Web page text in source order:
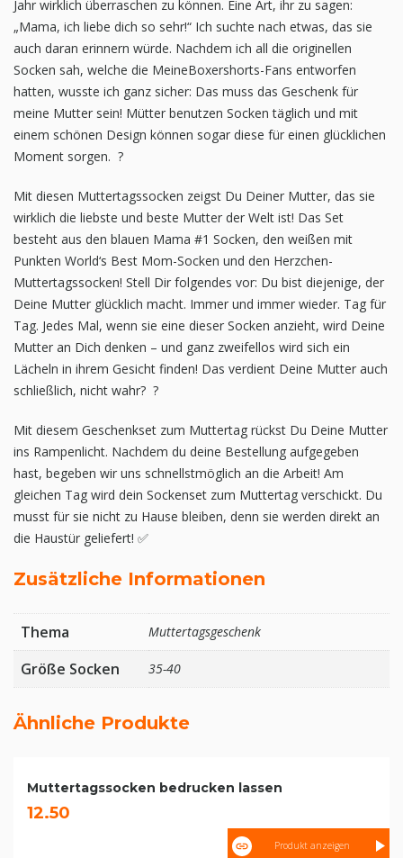
Jahr wirklich überraschen zu können. Eine Art, ihr zu sagen:
„Mama, ich liebe dich so sehr!“ Ich suchte nach etwas, das sie
auch daran erinnern würde. Nachdem ich all die originellen
Socken sah, welche die MeineBoxershorts-Fans entworfen
hatten, wusste ich ganz sicher: Das muss das Geschenk für
meine Mutter sein! Mütter benutzen Socken täglich und mit
einem schönen Design können sogar diese für einen glücklichen
Moment sorgen. ?
Mit diesen Muttertagssocken zeigst Du Deiner Mutter, das sie
wirklich die liebste und beste Mutter der Welt ist! Das Set
besteht aus den blauen Mama #1 Socken, den weißen mit
Punkten World‘s Best Mom-Socken und den Herzchen-
Muttertagssocken! Stell Dir folgendes vor: Du bist diejenige, der
Deine Mutter glücklich macht. Immer und immer wieder. Tag für
Tag. Jedes Mal, wenn sie eine dieser Socken anzieht, wird Deine
Mutter an Dich denken – und ganz zweifellos wird sich ein
Lächeln in ihrem Gesicht finden! Das verdient Deine Mutter auch
schließlich, nicht wahr? ?
Mit diesem Geschenkset zum Muttertag rückst Du Deine Mutter
ins Rampenlicht. Nachdem du deine Bestellung aufgegeben
hast, begeben wir uns schnellstmöglich an die Arbeit! Am
gleichen Tag wird dein Sockenset zum Muttertag verschickt. Du
musst für sie nicht zu Hause bleiben, denn sie werden direkt an
die Haustür geliefert! ✅
Zusätzliche Informationen
Thema Muttertagsgeschenk
Größe Socken 35-40
Ähnliche Produkte
Muttertagssocken bedrucken lassen
12.50
Produkt anzeigen